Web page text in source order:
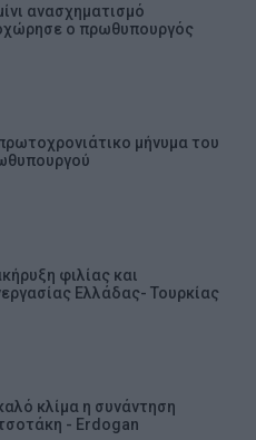
ανασχηματισμό
ο πρωθυπουργός
μήνυμα του
φιλίας και
Ελλάδας- Τουρκίας
κλίμα η συνάντηση
- Erdogan